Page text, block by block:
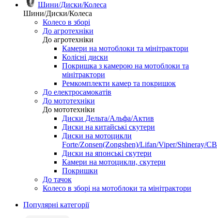
Шини/Диски/Колеса
Шини/Диски/Колеса
Колесо в зборі
До агротехніки
До агротехніки
Камери на мотоблоки та мінітрактори
Колісні диски
Покришка з камерою на мотоблоки та
мінітрактори
Ремкомплекти камер та покришок
До електросамокатів
До мототехніки
До мототехніки
Диски Дельта/Альфа/Актив
Диски на китайські скутери
Диски на мотоцикли
Forte/Zonsen(Zongshen)/Lifan/Viper/Shineray/CB
Диски на японські скутери
Камери на мотоцикли, скутери
Покришки
До тачок
Колесо в зборі на мотоблоки та мінітрактори
Популярні категорії